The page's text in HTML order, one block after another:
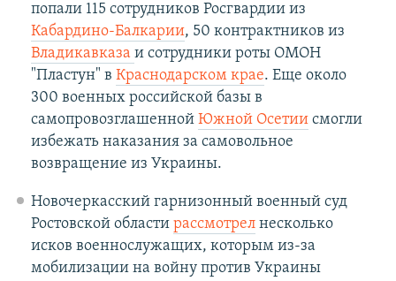
попали 115 сотрудников Росгвардии из
Кабардино-Балкарии, 50 контрактников из
Владикавказа и сотрудники роты ОМОН
"Пластун" в Краснодарском крае. Еще около
300 военных российской базы в
самопровозглашенной Южной Осетиисмогли
избежать наказания за самовольное
возвращение из Украины.
Новочеркасский гарнизонный военный суд
Ростовской области рассмотрелнесколько
исков военнослужащих, которым из-за
мобилизации на войну против Украины